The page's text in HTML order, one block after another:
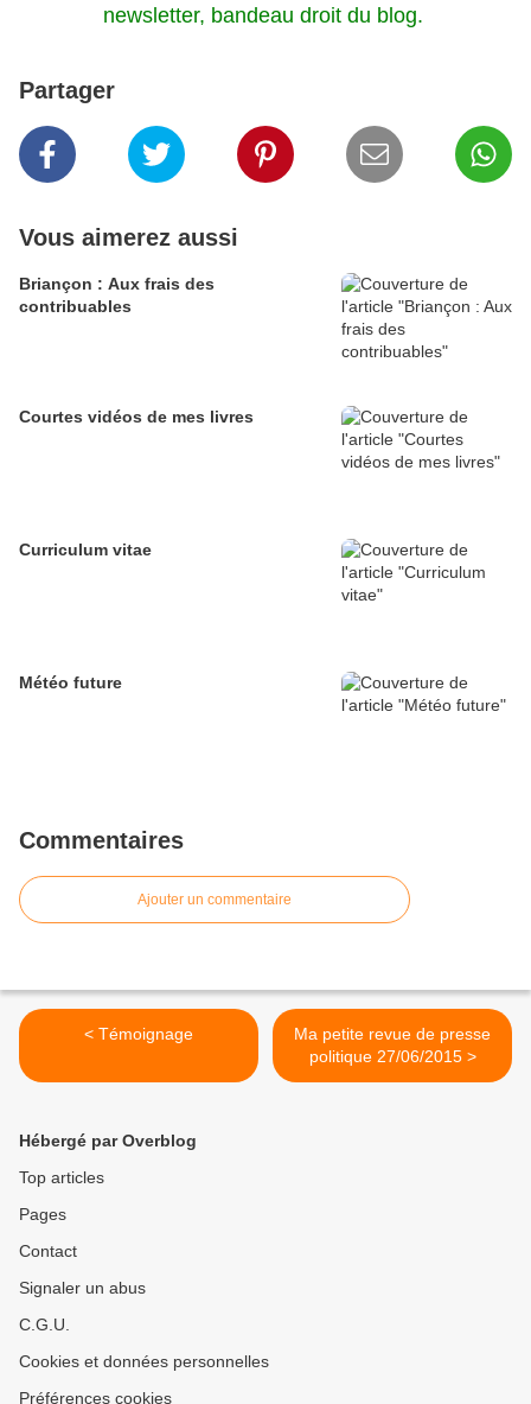
newsletter, bandeau droit du blog.
Partager
Vous aimerez aussi
Briançon : Aux frais des
contribuables
Courtes vidéos de mes livres
Curriculum vitae
Météo future
Commentaires
Ajouter un commentaire
< Témoignage
Ma petite revue de presse
politique 27/06/2015 >
Hébergé par Overblog
Top articles
Pages
Contact
Signaler un abus
C.G.U.
Cookies et données personnelles
Préférences cookies